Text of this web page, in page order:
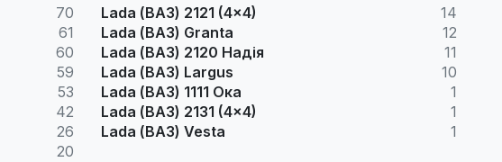
70
61
60
59
53
42
26
20
Lada (ВАЗ) 2121 (4x4)
14
Lada (ВАЗ) Granta
12
Lada (ВАЗ) 2120 Надія
11
Lada (ВАЗ) Largus
10
Lada (ВАЗ) 1111 Ока
1
Lada (ВАЗ) 2131 (4x4)
1
Lada (ВАЗ) Vesta
1